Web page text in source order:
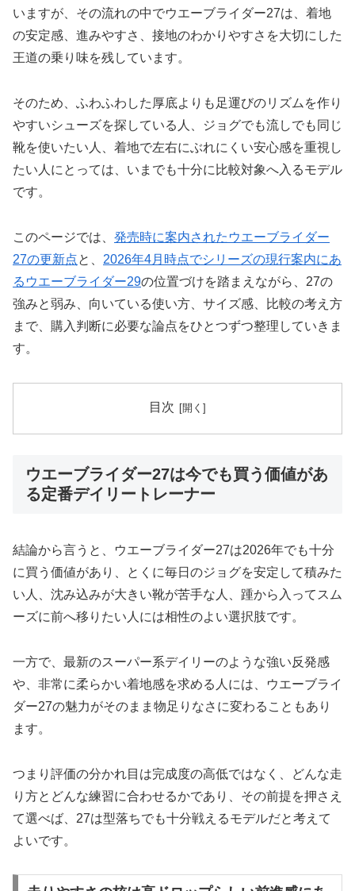
いますが、その流れの中でウエーブライダー27は、着地
の安定感、進みやすさ、接地のわかりやすさを大切にした
王道の乗り味を残しています。
そのため、ふわふわした厚底よりも足運びのリズムを作り
やすいシューズを探している人、ジョグでも流しでも同じ
靴を使いたい人、着地で左右にぶれにくい安心感を重視し
たい人にとっては、いまでも十分に比較対象へ入るモデル
です。
このページでは、 発売時に案内されたウエーブライダー
27の更新点と、 2026年4月時点でシリーズの現行案内にあ
るウエーブライダー29の位置づけを踏まえながら、27の
強みと弱み、向いている使い方、サイズ感、比較の考え方
まで、購入判断に必要な論点をひとつずつ整理していきま
す。
目次
ウエーブライダー27は今でも買う価値があ
る定番デイリートレーナー
結論から言うと、ウエーブライダー27は2026年でも十分
に買う価値があり、とくに毎日のジョグを安定して積みた
い人、沈み込みが大きい靴が苦手な人、踵から入ってスム
ーズに前へ移りたい人には相性のよい選択肢です。
一方で、最新のスーパー系デイリーのような強い反発感
や、非常に柔らかい着地感を求める人には、ウエーブライ
ダー27の魅力がそのまま物足りなさに変わることもあり
ます。
つまり評価の分かれ目は完成度の高低ではなく、どんな走
り方とどんな練習に合わせるかであり、その前提を押さえ
て選べば、27は型落ちでも十分戦えるモデルだと考えて
よいです。